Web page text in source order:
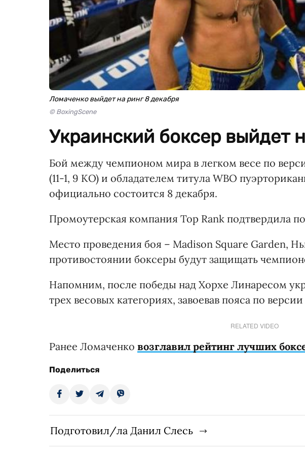
Ломаченко выйдет на ринг 8 декабря
© BoxingScene
Украинский боксер выйдет
Бой между чемпионом мира в легком весе по
(11-1, 9 КО) и обладателем титула WBО
официально состоится 8 декабря.
Промоутерская компания Top Rank подтвердила
Место проведения боя – Madison Square Garden,
противостоянии боксеры будут защищать
Напомним, после победы над Хорхе Линаресом
трех весовых категориях, завоевав пояса по
RELATED VIDEO
Ранее Ломаченко возглавил рейтинг лучших
Поделиться
Подготовил/ла Данил Слесь